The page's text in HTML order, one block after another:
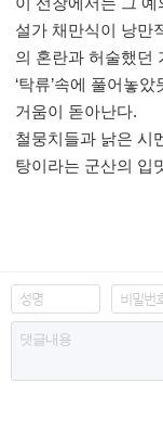
설가 채만식이 낭만
의 혼란과 허술했던
‘탁류’속에 풀어놓았
거움이 돋아난다.
철뭉치들과 낡은 시
탕이라는 군산의 입